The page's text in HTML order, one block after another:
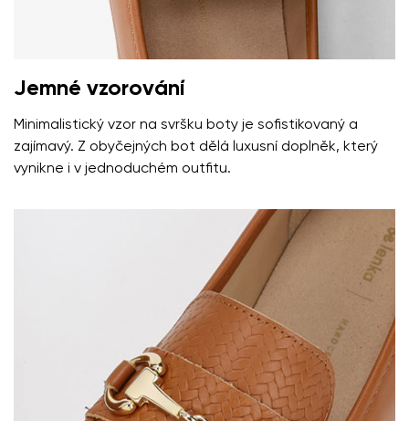
Vyberte jazyk
Jemné vzorování
Minimalistický vzor na svršku boty je sofistikovaný a
zajímavý. Z obyčejných bot dělá luxusní doplněk, který
vynikne i v jednoduchém outfitu.
Váš e-mail
Vaše jméno Varianta